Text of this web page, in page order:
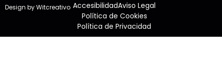
Design by Witcreativo AccesibilidadAviso Legal
Política de Cookies
Política de Privacidad